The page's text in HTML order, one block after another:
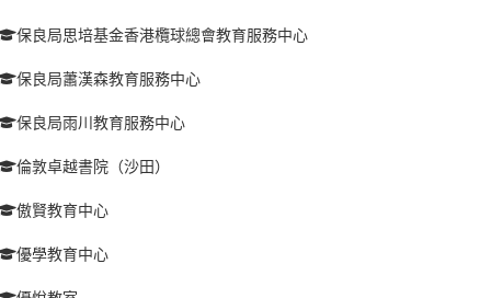
保良局思培基金香港欖球總會教育服務中心
保良局蕭漢森教育服務中心
保良局雨川教育服務中心
倫敦卓越書院（沙田）
傲賢教育中心
優學教育中心